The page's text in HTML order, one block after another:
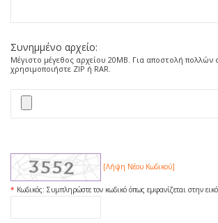
Συνημμένο αρχείο:
Μέγιστο μέγεθος αρχείου 20ΜΒ. Για αποστολή πολλών
χρησιμοποιήστε ZIP ή RAR.
[Λήψη Νέου Κωδικού]
* Κωδικός: Συμπληρώστε τον κωδικό όπως εμφανίζεται στην